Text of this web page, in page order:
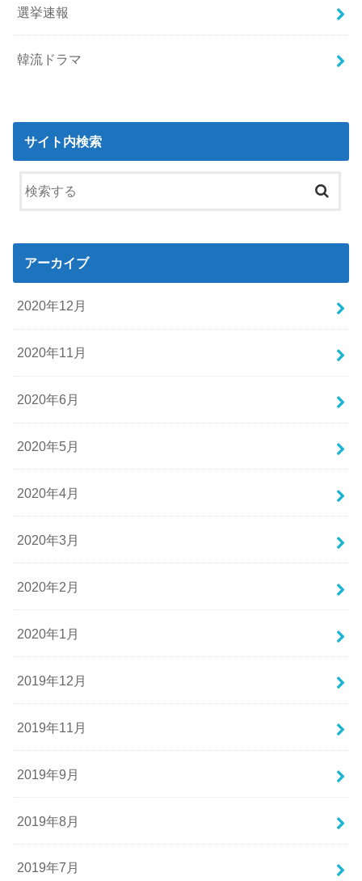
選挙速報
韓流ドラマ
サイト内検索
アーカイブ
2020年12月
2020年11月
2020年6月
2020年5月
2020年4月
2020年3月
2020年2月
2020年1月
2019年12月
2019年11月
2019年9月
2019年8月
2019年7月